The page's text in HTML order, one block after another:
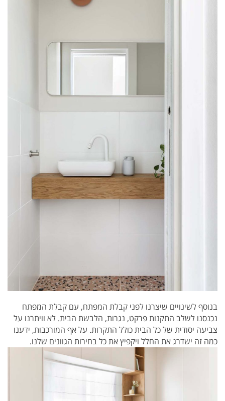
בנוסף לשינויים שיצרנו לפני קבלת המפתח, עם קבלת המפתח
נכנסנו לשלב התקנות פרקט, נגרות, הלבשת הבית. לא וויתרנו על
צביעה יסודית של כל הבית כולל התקרות. על אף המורכבות, ידענו
כמה זה ישדרג את החלל ויקפיץ את כל בחירות הגוונים שלנו.